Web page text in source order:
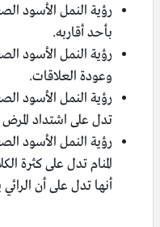
رؤية النمل الأسود
بأحد أقاربه.
رؤية النمل الأسود
وعودة العلاقات.
رؤية النمل الأسود
تدل على اشتداد
رؤية النمل الأسود
المنام تدل على كثرة
أنها تدل على أن